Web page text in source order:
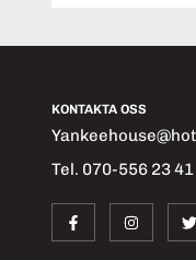
KONTAKTA OSS
Tel. 070-556 23 41